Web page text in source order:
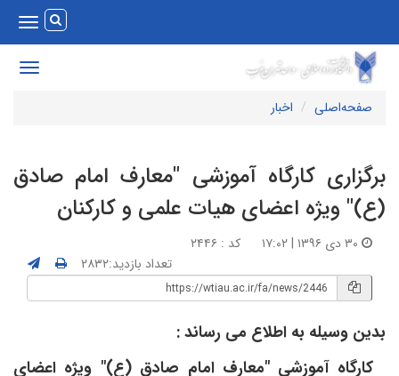
Toggle
Toggle
صفحه‌اصلی
اخبار
کارگاه آموزشی "معارف امام صادق
ویژه اعضای هیات علمی و کارکنان
کد : ۲۴۴۶
تعداد بازدید:۲۸۳۲
وسیله به اطلاع می رساند :
آموزشی "معارف امام صادق (ع)" ویژه اعضای